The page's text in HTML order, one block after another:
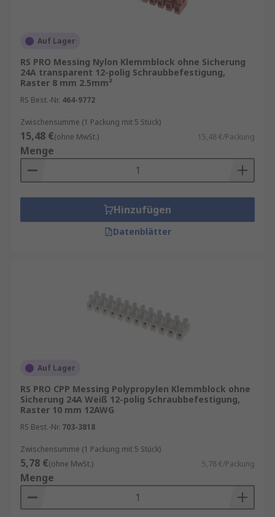
Auf Lager
RS PRO Messing Nylon Klemmblock ohne Sicherung
24A transparent 12-polig Schraubbefestigung,
Raster 8 mm 2.5mm²
RS Best.-Nr. 464-9772
Zwischensumme (1 Packung mit 5 Stück)
15,48 €(ohne MwSt.) 15,48 €/Packung
Menge
Hinzufügen
Datenblätter
Auf Lager
RS PRO CPP Messing Polypropylen Klemmblock ohne
Sicherung 24A Weiß 12-polig Schraubbefestigung,
Raster 10 mm 12AWG
RS Best.-Nr. 703-3818
Zwischensumme (1 Packung mit 5 Stück)
5,78 €(ohne MwSt.) 5,78 €/Packung
Menge